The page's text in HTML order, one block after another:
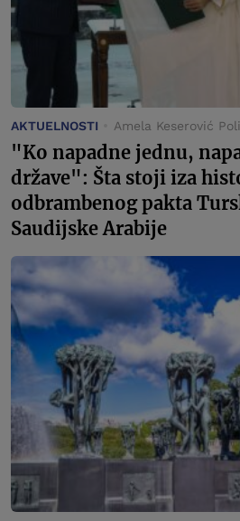
AKTUELNOSTI Amela Keserović
"Ko napadne jednu,
države": Šta stoji iza
odbrambenog pakta
Saudijske Arabije